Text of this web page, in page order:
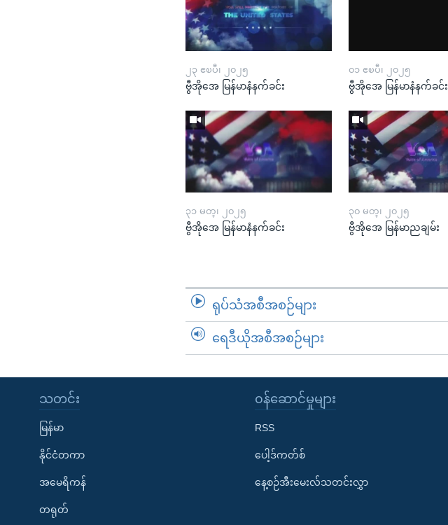
၂၃ ဧၿပီ၊ ၂၀၂၅
ဗွီအိုအေ မြန်မာနံနက်ခင်း
၀၁ ဧၿပီ၊ ၂၀၂၅
ဗွီအိုအေ မြန်မာနံနက်ခင်း
၃၁ မတ္၊ ၂၀၂၅
ဗွီအိုအေ မြန်မာနံနက်ခင်း
၃၀ မတ္၊ ၂၀၂၅
ဗွီအိုအေ မြန်မာညချမ်း
ရုပ်သံအစီအစဉ်များ
ရေဒီယိုအစီအစဉ်များ
သတင်း
မြန်မာ
နိုင်ငံတကာ
အမေရိကန်
တရုတ်
၀န်ဆောင်မှုများ
RSS
ပေါ့ဒ်ကတ်စ်
နေ့စဉ်အီးမေးလ်သတင်းလွှာ